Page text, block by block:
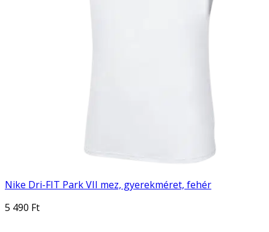
Nike Dri-FIT Park VII mez, gyerekméret, fehér
5 490 Ft